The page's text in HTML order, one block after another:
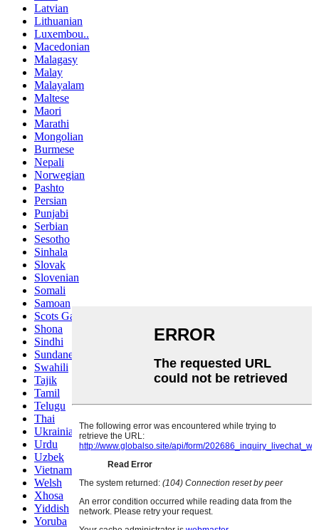
Latvian
Lithuanian
Luxembou..
Macedonian
Malagasy
Malay
Malayalam
Maltese
Maori
Marathi
Mongolian
Burmese
Nepali
Norwegian
Pashto
Persian
Punjabi
Serbian
Sesotho
Sinhala
Slovak
Slovenian
Somali
Samoan
Scots Gaelic
Shona
Sindhi
Sundanese
Swahili
Tajik
Tamil
Telugu
Thai
Ukrainian
Urdu
Uzbek
Vietnamese
Welsh
Xhosa
Yiddish
Yoruba